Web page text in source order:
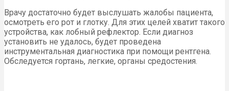
Врачу достаточно будет выслушать жалобы пациента,
осмотреть его рот и глотку. Для этих целей хватит такого
устройства, как лобный рефлектор. Если диагноз
установить не удалось, будет проведена
инструментальная диагностика при помощи рентгена.
Обследуется гортань, легкие, органы средостения.